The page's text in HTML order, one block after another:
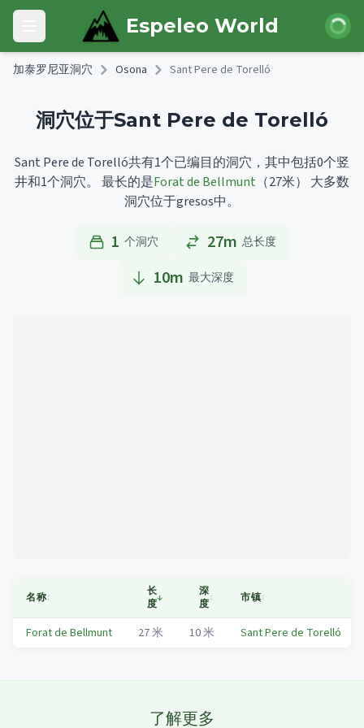
Skip to main content
Open main menu Espeleo World 登录
加泰罗尼亚洞穴 Osona Sant Pere de Torelló
洞穴位于Sant Pere de Torelló
Sant Pere de Torelló共有1个已编目的洞穴，其中包括0个竖
井和1个洞穴。
最长的是Forat de Bellmunt （27米）
大多数
洞穴位于gresos中。
1 个洞穴 27m 总长度
10m 最大深度
名称↕
长
度↓
深
度↕ 市镇↕
Forat de Bellmunt 27米 10米 Sant Pere de Torelló
了解更多